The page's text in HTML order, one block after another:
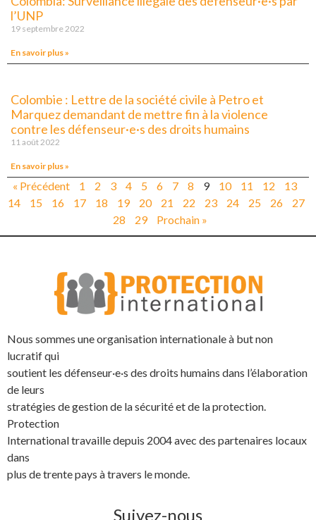
l’UNP
19 septembre 2022
En savoir plus »
Colombie : Lettre de la société civile à Petro et
Marquez demandant de mettre fin à la violence
contre les défenseur·e·s des droits humains
11 août 2022
En savoir plus »
« Précédent 1 2 3 4 5 6 7 8 9 10 11 12
13
14
15 16 17 18 19 20 21 22 23 24 25 26
27
28
29 Prochain »
Nous sommes une organisation internationale à but non
lucratif qui
soutient les défenseur·e·s des droits humains dans l’élaboration
de leurs
stratégies de gestion de la sécurité et de la protection.
Protection
International travaille depuis 2004 avec des partenaires locaux
dans
plus de trente pays à travers le monde.
Suivez-nous